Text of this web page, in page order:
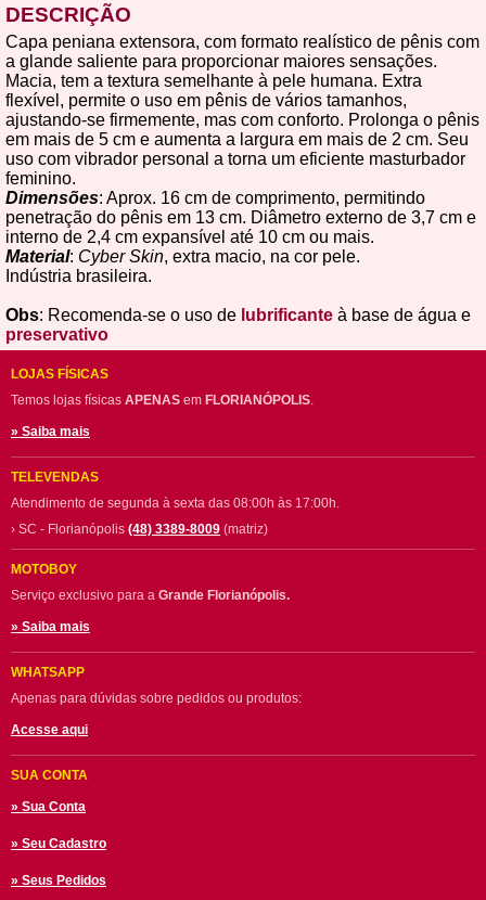
DESCRIÇÃO
Capa peniana extensora, com formato realístico de pênis com
a glande saliente para proporcionar maiores sensações.
Macia, tem a textura semelhante à pele humana. Extra
flexível, permite o uso em pênis de vários tamanhos,
ajustando-se firmemente, mas com conforto. Prolonga o pênis
em mais de 5 cm e aumenta a largura em mais de 2 cm. Seu
uso com vibrador personal a torna um eficiente masturbador
feminino.
Dimensões: Aprox. 16 cm de comprimento, permitindo
penetração do pênis em 13 cm. Diâmetro externo de 3,7 cm e
interno de 2,4 cm expansível até 10 cm ou mais.
Material: Cyber Skin, extra macio, na cor pele.
Indústria brasileira.
Obs: Recomenda-se o uso de lubrificante à base de água e
preservativo
LOJAS FÍSICAS
Temos lojas físicas APENAS em FLORIANÓPOLIS.
» Saiba mais
TELEVENDAS
Atendimento de segunda à sexta das 08:00h às 17:00h.
› SC - Florianópolis (48) 3389-8009 (matriz)
MOTOBOY
Serviço exclusivo para a Grande Florianópolis.
» Saiba mais
WHATSAPP
Apenas para dúvidas sobre pedidos ou produtos:
Acesse aqui
SUA CONTA
» Sua Conta
» Seu Cadastro
» Seus Pedidos